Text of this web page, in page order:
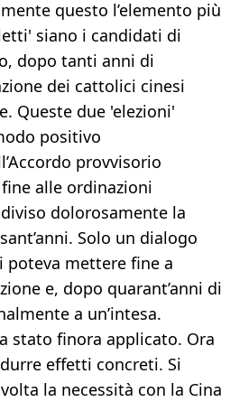
questo l’elemento più
siano i candidati di
dopo tanti anni di
dei cattolici cinesi
Queste due 'elezioni'
positivo
provvisorio
alle ordinazioni
dolorosamente la
Solo un dialogo
mettere fine a
e, dopo quarant’anni di
a un’intesa.
stato finora applicato. Ora
effetti concreti. Si
la necessità con la Cina